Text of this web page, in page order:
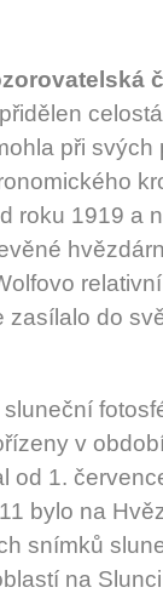
při
roku 1919 a
zasílalo do
v
od 1.
bylo na
snímků
na